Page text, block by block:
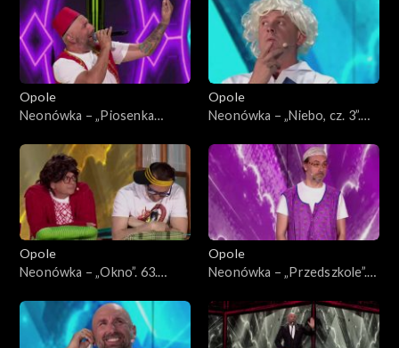
Opole
Neonówka – „Piosenka
kabaretu Neo-Nówka
Opole
Neonówka – „Niebo, cz. 3”.
Neo-Nówka
Opole
Neonówka – „Okno”. 63.
Nówka
Opole
Neonówka – „Przedszkole”.
Neo-Nówka